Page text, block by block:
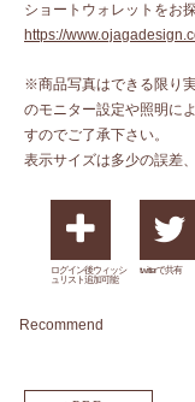
ショートウォレットをお
https://
※商品写真はできる限り
のモニター設定や照明に
すのでご了承下さい。
表示サイズは多少の誤差
ログイン後ウィッシ
ュリスト追加可能
twitterで共有
Recommend